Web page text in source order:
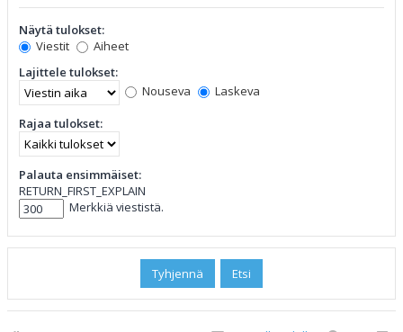
Näytä tulokset:
Viestit
Aiheet
Lajittele tulokset:
Nouseva
Laskeva
Rajaa tulokset:
Palauta ensimmäiset:
RETURN_FIRST_EXPLAIN
Merkkiä viestistä.